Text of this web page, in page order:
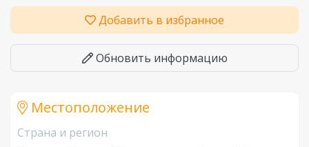
Добавить в избранное
Обновить информацию
Местоположение
Страна и регион